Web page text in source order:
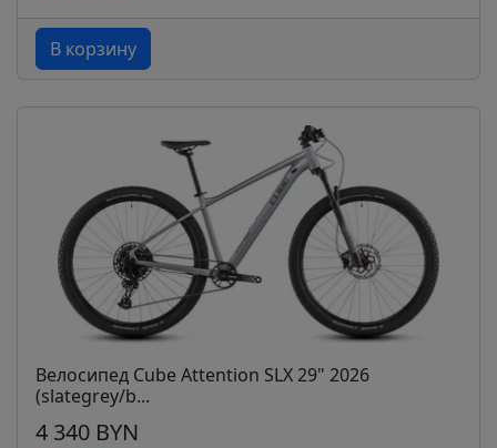
В корзину
Велосипед Cube Attention SLX 29" 2026
(slategrey/b...
4 340 BYN